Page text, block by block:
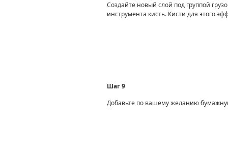
Создайте новый слой под группой
инструмента кисть. Кисти для этого
Шаг 9
Добавьте по вашему желанию